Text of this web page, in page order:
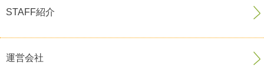
STAFF紹介
運営会社